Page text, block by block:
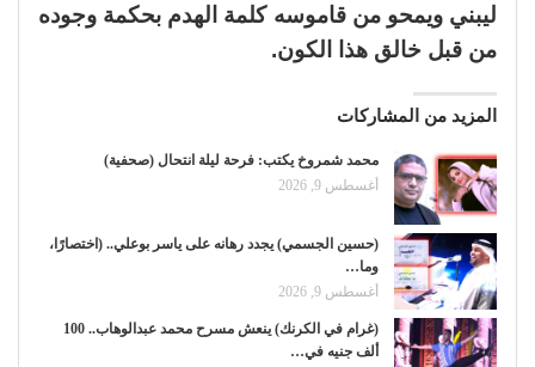
ليبني ويمحو من قاموسه كلمة الهدم بحكمة وجوده
من قبل خالق هذا الكون.
المزيد من المشاركات
محمد شمروخ يكتب: فرحة ليلة انتحال (صحفية)
أغسطس 9, 2026
(حسين الجسمي) يجدد رهانه على ياسر بوعلي.. (اختصارًا،
وما…
أغسطس 9, 2026
(غرام في الكرنك) ينعش مسرح محمد عبدالوهاب.. 100
ألف جنيه في…